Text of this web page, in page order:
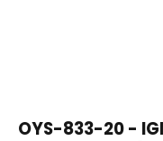
OYS-833-20 -